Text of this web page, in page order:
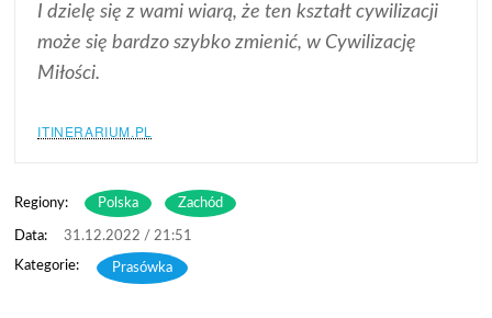
I dzielę się z wami wiarą, że ten kształt cywilizacji
może się bardzo szybko zmienić, w Cywilizację
Miłości.
ITINERARIUM.PL
Regiony: Polska Zachód
31.12.2022 / 21:51
Prasówka